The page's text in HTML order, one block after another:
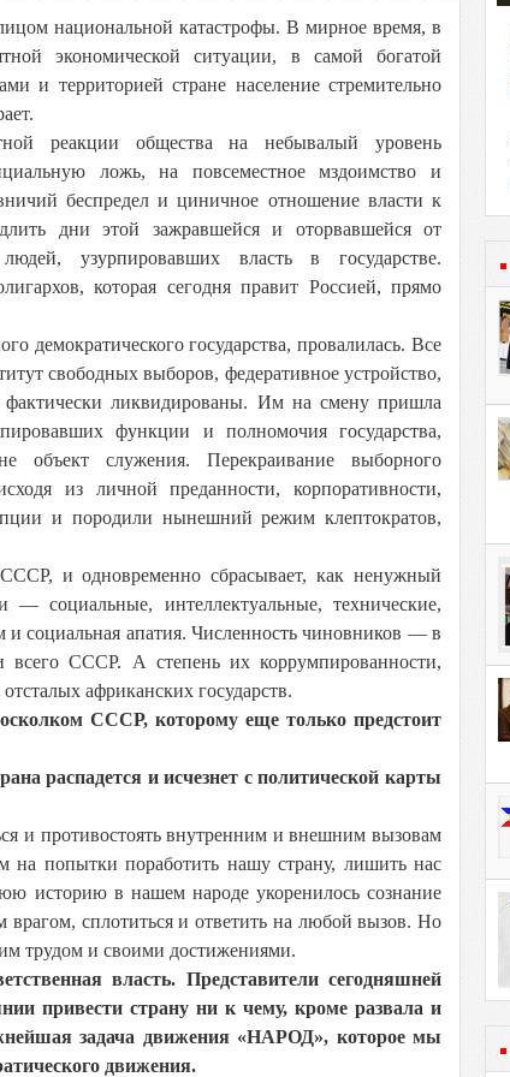
национальной катастрофы. В мирное время, в
экономической ситуации, в самой богатой
и территорией стране население стремительно
реакции общества на небывалый уровень
ложь, на повсеместное мздоимство и
беспредел и циничное отношение власти к
дни этой зажравшейся и оторвавшейся от
узурпировавших власть в государстве.
которая сегодня правит Россией, прямо
государства, провалилась. Все
свободных выборов, федеративное устройство,
фактически ликвидированы. Им на смену пришла
функции и полномочия государства,
объект служения. Перекраивание выборного
из личной преданности, корпоративности,
и породили нынешний режим клептократов,
и одновременно сбрасывает, как ненужный
— социальные, интеллектуальные, технические,
и социальная апатия. Численность чиновников — в
СССР. А степень их коррумпированности,
африканских государств.
СССР, которому еще только предстоит
распадется и исчезнет с политической карты
и противостоять внутренним и внешним вызовам
на попытки поработить нашу страну, лишить нас
историю в нашем народе укоренилось сознание
сплотиться и ответить на любой вызов. Но
трудом и своими достижениями.
власть. Представители сегодняшней
привести страну ни к чему, кроме развала и
задача движения «НАРОД», которое мы
движения.